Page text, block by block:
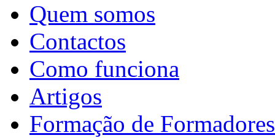
Quem somos
Contactos
Como funciona
Artigos
Formação de Formadores